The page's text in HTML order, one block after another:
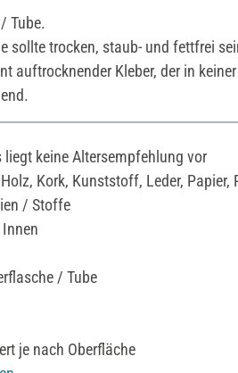
Tube.
sollte trocken, staub- und fettfrei
auftrocknender Kleber, der in
keine Altersempfehlung vor
Kork, Kunststoff, Leder, Papier,
/ Stoffe
/ Tube
je nach Oberfläche